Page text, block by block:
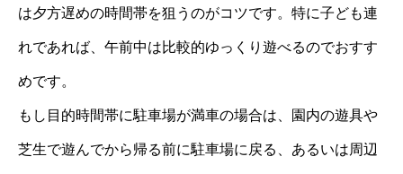
は夕方遅めの時間帯を狙うのがコツです。特に子ども連
れであれば、午前中は比較的ゆっくり遊べるのでおすす
めです。
もし目的時間帯に駐車場が満車の場合は、園内の遊具や
芝生で遊んでから帰る前に駐車場に戻る、あるいは周辺